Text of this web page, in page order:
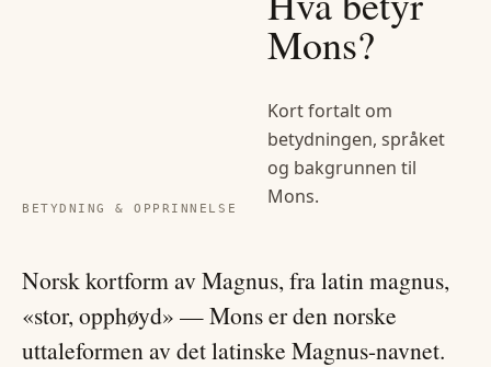
BETYDNING & OPPRINNELSE
Mons?
Kort fortalt om
betydningen, språket
og bakgrunnen til
Mons.
Norsk kortform av Magnus, fra latin magnus,
«stor, opphøyd» — Mons er den norske
uttaleformen av det latinske Magnus-navnet.